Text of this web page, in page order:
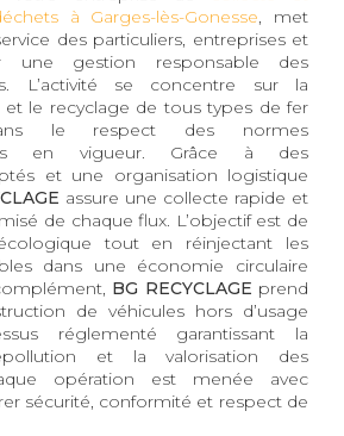
à Garges-lès-Gonesse, met
des particuliers, entreprises et
une gestion responsable des
L’activité se concentre sur la
et le recyclage de tous types de fer
le respect des normes
en vigueur. Grâce à des
et une organisation logistique
assure une collecte rapide et
de chaque flux. L’objectif est de
tout en réinjectant les
dans une économie circulaire
BG RECYCLAGE prend
de véhicules hors d’usage
réglementé garantissant la
et la valorisation des
opération est menée avec
sécurité, conformité et respect de